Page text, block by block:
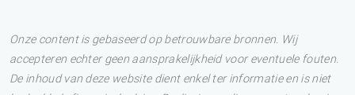
Onze content is gebaseerd op betrouwbare bronnen. Wij
accepteren echter geen aansprakelijkheid voor eventuele fouten.
De inhoud van deze website dient enkel ter informatie en is niet